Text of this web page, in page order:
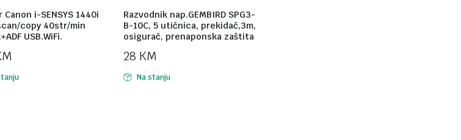
i-SENSYS 1440i
copy 40str/min
USB.WiFi.
Razvodnik nap.GEMBIRD SPG3-
B-10C, 5 utičnica, prekidač,3m,
osigurač, prenaponska zaštita
28 KM
Na stanju